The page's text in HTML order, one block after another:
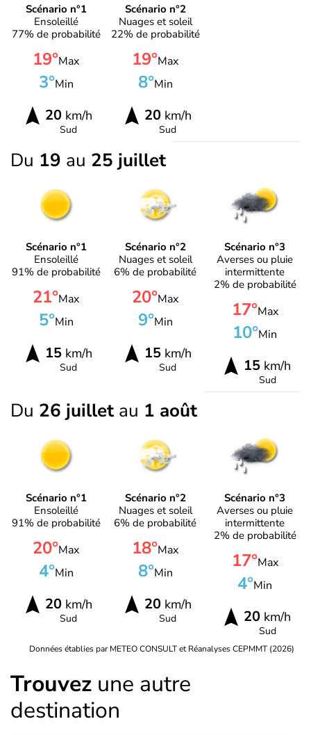
Scénario n°1
Ensoleillé
77% de probabilité
19°Max
3°Min
20km/h
Sud
Scénario n°2
Nuages et soleil
22% de probabilité
19°Max
8°Min
20km/h
Sud
Du 19 au 25 juillet
Scénario n°1
Ensoleillé
91% de probabilité
21°Max
5°Min
15km/h
Sud
Scénario n°2
Nuages et soleil
6% de probabilité
20°Max
9°Min
15km/h
Sud
Scénario n°3
Averses ou pluie
intermittente
2% de probabilité
17°Max
10°Min
15 km/h
Sud
Du 26 juillet au 1 août
Scénario n°1
Ensoleillé
91% de probabilité
20°Max
4°Min
20km/h
Sud
Scénario n°2
Nuages et soleil
6% de probabilité
18°Max
8°Min
20km/h
Sud
Scénario n°3
Averses ou pluie
intermittente
2% de probabilité
17°Max
4°Min
20 km/h
Sud
Données établies par METEO CONSULT et Réanalyses CEPMMT (2026)
Trouvez une autre
destination